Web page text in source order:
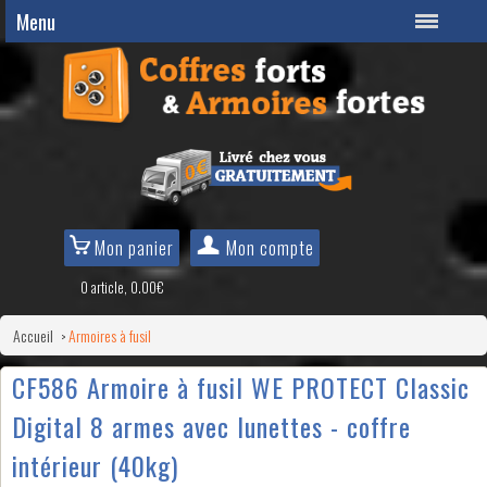
Menu
Mon panier
0 article, 0.00€
Mon compte
Accueil >Armoires à fusil
CF586 Armoire à fusil WE PROTECT Classic
Digital 8 armes avec lunettes - coffre
intérieur (40kg)